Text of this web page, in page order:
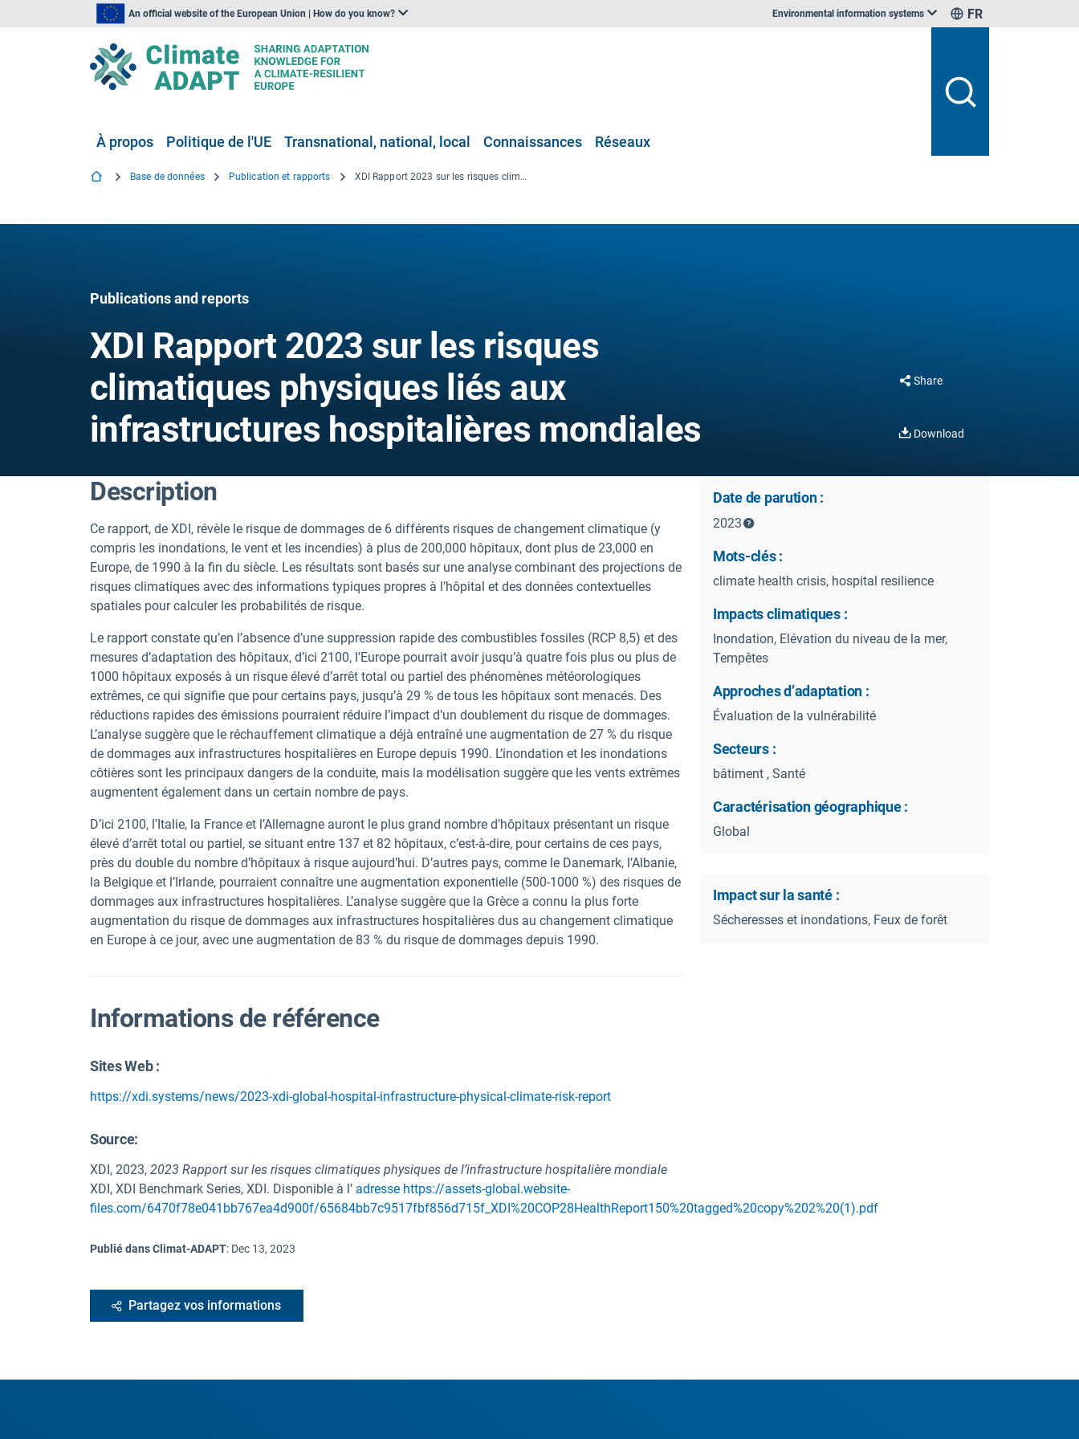
An official website of the European Union | How do you know? Environmental information systems FR
À propos Politique de l'UE Transnational, national, local Connaissances Réseaux
Base de données Publication et rapports XDI Rapport 2023 sur les risques climatiques physiques liés aux infrastructures hospitalières mondiales
Publications and reports
XDI Rapport 2023 sur les risques
climatiques physiques liés aux
infrastructures hospitalières mondiales
Share
Download
Description
Ce rapport, de XDI, révèle le risque de dommages de 6 différents risques de changement climatique (y
compris les inondations, le vent et les incendies) à plus de 200,000 hôpitaux, dont plus de 23,000 en
Europe, de 1990 à la fin du siècle. Les résultats sont basés sur une analyse combinant des projections de
risques climatiques avec des informations typiques propres à l’hôpital et des données contextuelles
spatiales pour calculer les probabilités de risque.
Le rapport constate qu’en l’absence d’une suppression rapide des combustibles fossiles (RCP 8,5) et des
mesures d’adaptation des hôpitaux, d’ici 2100, l’Europe pourrait avoir jusqu’à quatre fois plus ou plus de
1000 hôpitaux exposés à un risque élevé d’arrêt total ou partiel des phénomènes météorologiques
extrêmes, ce qui signifie que pour certains pays, jusqu’à 29 % de tous les hôpitaux sont menacés. Des
réductions rapides des émissions pourraient réduire l’impact d’un doublement du risque de dommages.
L’analyse suggère que le réchauffement climatique a déjà entraîné une augmentation de 27 % du risque
de dommages aux infrastructures hospitalières en Europe depuis 1990. L’inondation et les inondations
côtières sont les principaux dangers de la conduite, mais la modélisation suggère que les vents extrêmes
augmentent également dans un certain nombre de pays.
D’ici 2100, l’Italie, la France et l’Allemagne auront le plus grand nombre d’hôpitaux présentant un risque
élevé d’arrêt total ou partiel, se situant entre 137 et 82 hôpitaux, c’est-à-dire, pour certains de ces pays,
près du double du nombre d’hôpitaux à risque aujourd’hui. D’autres pays, comme le Danemark, l’Albanie,
la Belgique et l’Irlande, pourraient connaître une augmentation exponentielle (500-1000 %) des risques de
dommages aux infrastructures hospitalières. L’analyse suggère que la Grèce a connu la plus forte
augmentation du risque de dommages aux infrastructures hospitalières dus au changement climatique
en Europe à ce jour, avec une augmentation de 83 % du risque de dommages depuis 1990.
Informations de référence
Sites Web :
https://xdi.systems/news/2023-xdi-global-hospital-infrastructure-physical-climate-risk-report
Source:
XDI, 2023, 2023 Rapport sur les risques climatiques physiques de l’infrastructure hospitalière mondiale
XDI, XDI Benchmark Series, XDI. Disponible à l’ adresse https://assets-global.website-
files.com/6470f78e041bb767ea4d900f/65684bb7c9517fbf856d715f_XDI%20COP28HealthReport150%20tagged%20copy%202%20(1).pdf
Publié dans Climat-ADAPT: Dec 13, 2023
Partagez vos informations
Date de parution :
2023
Mots-clés :
climate health crisis, hospital resilience
Impacts climatiques :
Inondation, Elévation du niveau de la mer,
Tempêtes
Approches d’adaptation :
Évaluation de la vulnérabilité
Secteurs :
bâtiment , Santé
Caractérisation géographique :
Global
Impact sur la santé :
Sécheresses et inondations, Feux de forêt